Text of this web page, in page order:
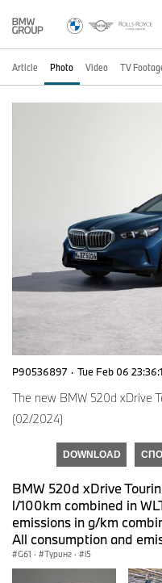
Article Photo Video TV
P90536897 · Tue Feb 06
The new BMW 520d xDrive
(02/2024)
DOWNLOAD
BMW 520d xDrive
l/100km combined in
emissions in g/km
All consumption and
G61 · Туринг · i5